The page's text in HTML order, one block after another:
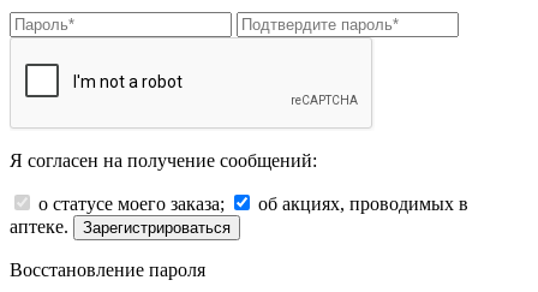
Я согласен на получение сообщений:
о статусе моего заказа;
об акциях, проводимых в
аптеке.
Зарегистрироваться
Восстановление пароля